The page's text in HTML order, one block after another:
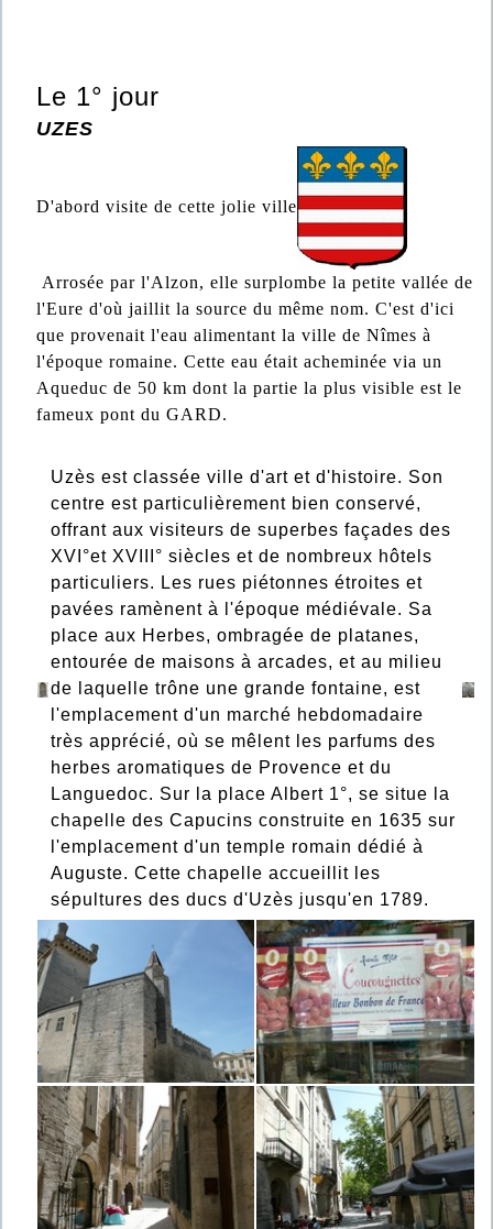
Le 1° jour
UZES
D'abord visite de cette jolie ville
Arrosée par l'Alzon, elle surplombe la petite vallée de
l'Eure d'où jaillit la source du même nom. C'est d'ici
que provenait l'eau alimentant la ville de Nîmes à
l'époque romaine. Cette eau était acheminée via un
Aqueduc de 50 km dont la partie la plus visible est le
fameux pont du GARD.
Uzès est classée ville d'art et d'histoire. Son
centre est particulièrement bien conservé,
offrant aux visiteurs de superbes façades des
XVI°et XVIII° siècles et de nombreux hôtels
particuliers. Les rues piétonnes étroites et
pavées ramènent à l'époque médiévale. Sa
place aux Herbes, ombragée de platanes,
entourée de maisons à arcades, et au milieu
de laquelle trône une grande fontaine, est
l'emplacement d'un marché hebdomadaire
très apprécié, où se mêlent les parfums des
herbes aromatiques de Provence et du
Languedoc. Sur la place Albert 1°, se situe la
chapelle des Capucins construite en 1635 sur
l'emplacement d'un temple romain dédié à
Auguste. Cette chapelle accueillit les
sépultures des ducs d'Uzès jusqu'en 1789.